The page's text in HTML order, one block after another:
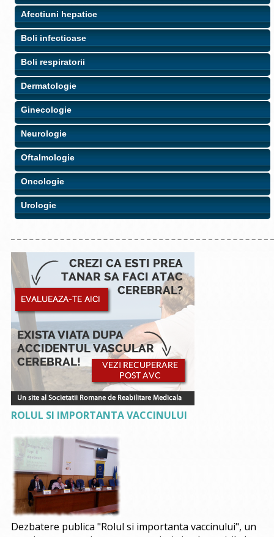
Afectiuni hepatice
Boli infectioase
Boli respiratorii
Dermatologie
Ginecologie
Neurologie
Oftalmologie
Oncologie
Urologie
ROLUL SI IMPORTANTA VACCINULUI
Dezbatere publica "Rolul si importanta vaccinului", un